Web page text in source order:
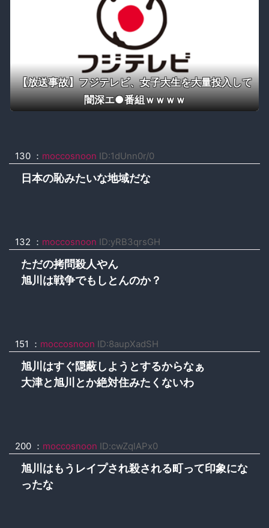
【放送事故】フジテレビ、女子大生を大量投入して
闇深エ●番組ｗｗｗｗ
130 ： moccosnoon ID:1dUnn0r/0
日本の恥みたいな地域だな
132 ： moccosnoon ID:yRB3qrsGH
ただの拷問殺人やん
旭川は戦争でもしとんのか？
151 ： moccosnoon ID:8aupXadSH
旭川はすぐ隠蔽しようとするからなぁ
大津と旭川とか絶対住みたくないわ
200 ： moccosnoon ID:cwZqlAPx0
旭川はもうレイプされ殺される町って印象にな
ったな